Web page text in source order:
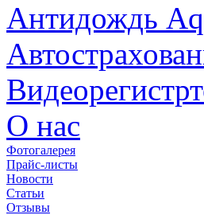
Антидождь
О нас
Фотогалерея
Прайс-листы
Новости
Статьи
Отзывы